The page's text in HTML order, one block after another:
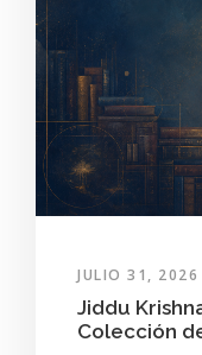
JULIO 31, 2026
Jiddu
Colección